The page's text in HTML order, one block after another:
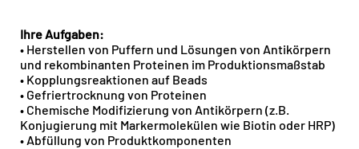
Ihre Aufgaben:
• Herstellen von Puffern und Lösungen von Antikörpern
und rekombinanten Proteinen im Produktionsmaßstab
• Kopplungsreaktionen auf Beads
• Gefriertrocknung von Proteinen
• Chemische Modifizierung von Antikörpern (z.B.
Konjugierung mit Markermolekülen wie Biotin oder HRP)
• Abfüllung von Produktkomponenten